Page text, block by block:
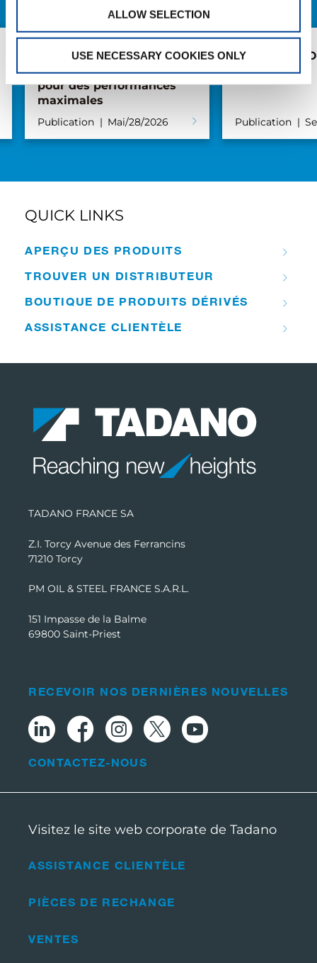
ALLOW SELECTION
USE NECESSARY COOKIES ONLY
Grues Pick & Carry RX :
empattement extensible
pour des performances
maximales
Publication Mai/28/2026
La nouvelle
Publication
QUICK LINKS
APERÇU DES PRODUITS
TROUVER UN DISTRIBUTEUR
BOUTIQUE DE PRODUITS DÉRIVÉS
ASSISTANCE CLIENTÈLE
TADANO FRANCE SA
Z.I. Torcy Avenue des Ferrancins
71210 Torcy
PM OIL & STEEL FRANCE S.A.R.L.
151 Impasse de la Balme
69800 Saint-Priest
ASSISTANCE CLIENTÈLE
PIÈCES DE RECHANGE
VENTES
RECEVOIR NOS DERNIÈRES NOUVELLES
CONTACTEZ-NOUS
Visitez le site web corporate de Tadano